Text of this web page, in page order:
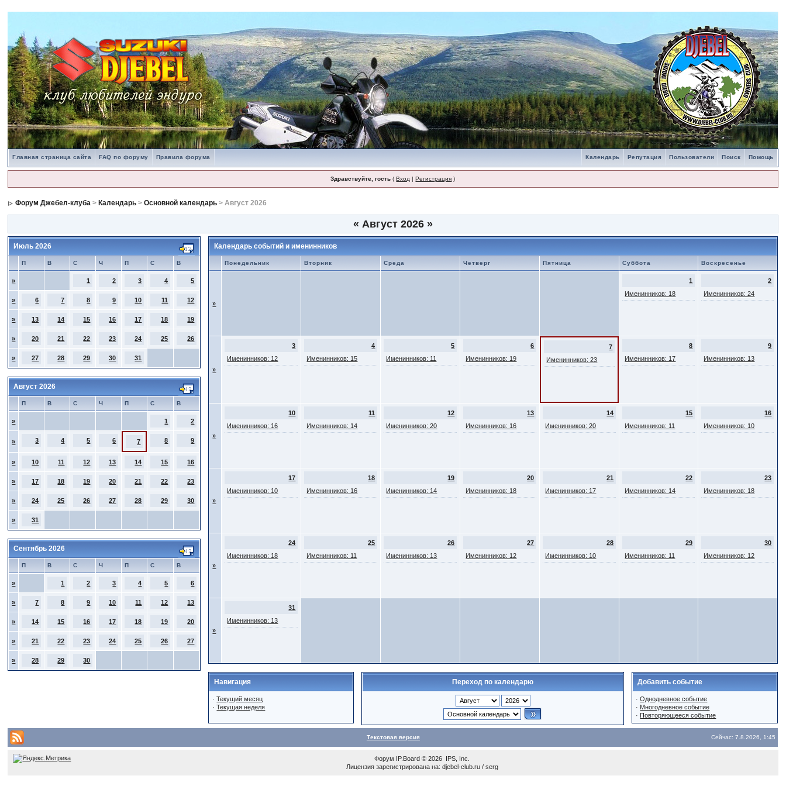
Главная страница сайта FAQ по форуму Правила форума Помощь
Поиск
Пользователи
Репутация
Календарь
Здравствуйте, гость (Вход |Регистрация )
Форум Джебел-клуба > Календарь >Основной календарь > Август 2026
« Август 2026 »
Июль 2026
П В С Ч П С В
» 1 2 3 4 5
» 6 7 8 9 10 11 12
» 13 14 15 16 17 18 19
» 20 21 22 23 24 25 26
» 27 28 29 30 31
Август 2026
П В С Ч П С В
» 1 2
» 3 4 5 6 7 8 9
» 10 11 12 13 14 15 16
» 17 18 19 20 21 22 23
» 24 25 26 27 28 29 30
» 31
Сентябрь 2026
П В С Ч П С В
» 1 2 3 4 5 6
» 7 8 9 10 11 12 13
» 14 15 16 17 18 19 20
» 21 22 23 24 25 26 27
» 28 29 30
Календарь событий и именинников
Понедельник Вторник Среда Четверг Пятница Суббота Воскресенье
»
1
Именинников: 18
2
Именинников: 24
»
3
Именинников: 12
4
Именинников: 15
5
Именинников: 11
6
Именинников: 19
7
Именинников: 23
8
Именинников: 17
9
Именинников: 13
»
10
Именинников: 16
11
Именинников: 14
12
Именинников: 20
13
Именинников: 16
14
Именинников: 20
15
Именинников: 11
16
Именинников: 10
»
17
Именинников: 10
18
Именинников: 16
19
Именинников: 14
20
Именинников: 18
21
Именинников: 17
22
Именинников: 14
23
Именинников: 18
»
24
Именинников: 18
25
Именинников: 11
26
Именинников: 13
27
Именинников: 12
28
Именинников: 10
29
Именинников: 11
30
Именинников: 12
»
31
Именинников: 13
Навигация
·Текущий месяц
·Текущая неделя
Переход по календарю Добавить событие
·Однодневное событие
· Многодневное событие
·Повторяющееся событие
Текстовая версия Сейчас: 7.8.2026, 1:45
Форум IP.Board © 2026 IPS, Inc
Лицензия зарегистрирована на: djebel-club.ru / serg